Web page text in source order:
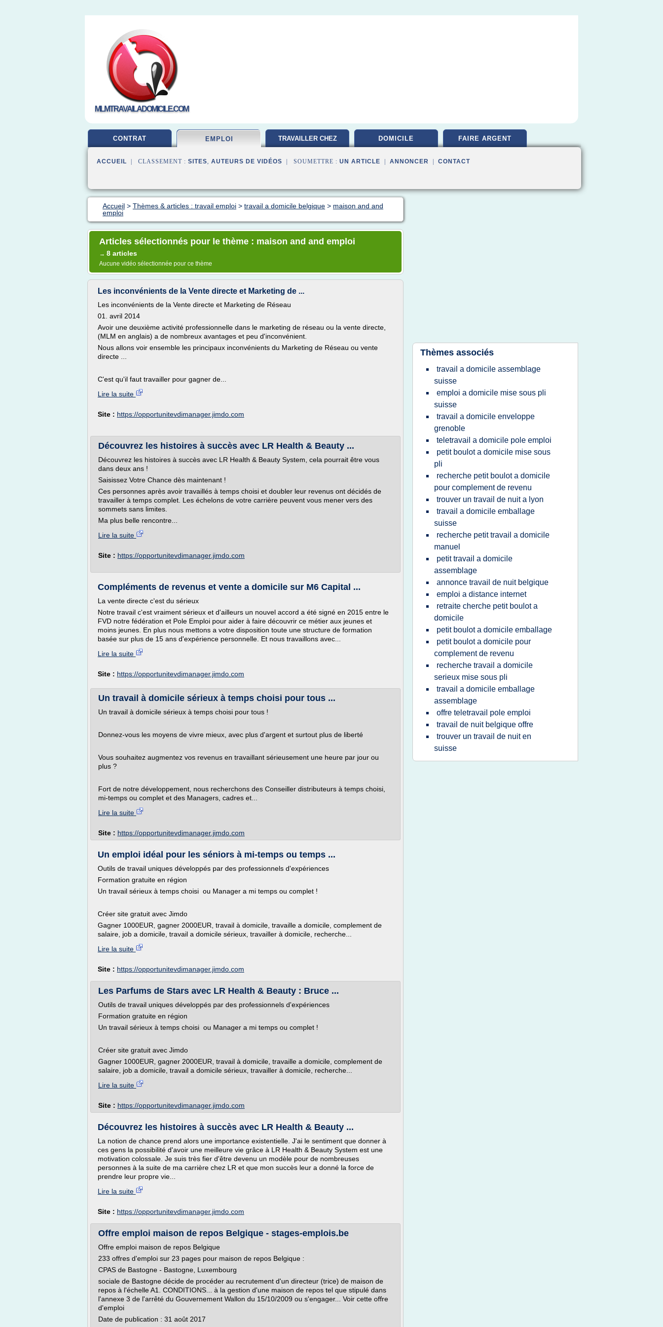
MLMTRAVAILADOMICILE.COM
CONTRAT EMPLOI TRAVAILLER CHEZ DOMICILE FAIRE ARGENT
ACCUEIL | CLASSEMENT : SITES, AUTEURS DE VIDÉOS | SOUMETTRE : UN ARTICLE ANNONCER CONTACT
Accueil > Thèmes & articles : travail emploi > travail a domicile belgique > maison and and
emploi
Articles sélectionnés pour le thème : maison and and emploi
→ 8 articles
Aucune vidéo sélectionnée pour ce thème
Les inconvénients de la Vente directe et Marketing de ...
Les inconvénients de la Vente directe et Marketing de Réseau
01. avril 2014
Avoir une deuxième activité professionnelle dans le marketing de réseau ou la vente directe,
(MLM en anglais) a de nombreux avantages et peu d'inconvénient.
Nous allons voir ensemble les principaux inconvénients du Marketing de Réseau ou vente
directe ...
C'est qu'il faut travailler pour gagner de...
Lire la suite
Site : https://opportunitevdimanager.jimdo.com
Découvrez les histoires à succès avec LR Health & Beauty ...
Découvrez les histoires à succès avec LR Health & Beauty System, cela pourrait être vous
dans deux ans !
Saisissez Votre Chance dès maintenant !
Ces personnes après avoir travaillés à temps choisi et doubler leur revenus ont décidés de
travailler à temps complet. Les échelons de votre carrière peuvent vous mener vers des
sommets sans limites.
Ma plus belle rencontre...
Lire la suite
Site : https://opportunitevdimanager.jimdo.com
Compléments de revenus et vente a domicile sur M6 Capital ...
La vente directe c'est du sérieux
Notre travail c'est vraiment sérieux et d'ailleurs un nouvel accord a été signé en 2015 entre le
FVD notre fédération et Pole Emploi pour aider à faire découvrir ce métier aux jeunes et
moins jeunes. En plus nous mettons a votre disposition toute une structure de formation
basée sur plus de 15 ans d'expérience personnelle. Et nous travaillons avec...
Lire la suite
Site : https://opportunitevdimanager.jimdo.com
Un travail à domicile sérieux à temps choisi pour tous ...
Un travail à domicile sérieux à temps choisi pour tous !
Donnez-vous les moyens de vivre mieux, avec plus d'argent et surtout plus de liberté
Vous souhaitez augmentez vos revenus en travaillant sérieusement une heure par jour ou
plus ?
Fort de notre développement, nous recherchons des Conseiller distributeurs à temps choisi,
mi-temps ou complet et des Managers, cadres et...
Lire la suite
Site : https://opportunitevdimanager.jimdo.com
Un emploi idéal pour les séniors à mi-temps ou temps ...
Outils de travail uniques développés par des professionnels d'expériences
Formation gratuite en région
Un travail sérieux à temps choisi ou Manager a mi temps ou complet !
Créer site gratuit avec Jimdo
Gagner 1000EUR, gagner 2000EUR, travail à domicile, travaille a domicile, complement de
salaire, job a domicile, travail a domicile sérieux, travailler à domicile, recherche...
Lire la suite
Site : https://opportunitevdimanager.jimdo.com
Les Parfums de Stars avec LR Health & Beauty : Bruce ...
Outils de travail uniques développés par des professionnels d'expériences
Formation gratuite en région
Un travail sérieux à temps choisi ou Manager a mi temps ou complet !
Créer site gratuit avec Jimdo
Gagner 1000EUR, gagner 2000EUR, travail à domicile, travaille a domicile, complement de
salaire, job a domicile, travail a domicile sérieux, travailler à domicile, recherche...
Lire la suite
Site : https://opportunitevdimanager.jimdo.com
Découvrez les histoires à succès avec LR Health & Beauty ...
La notion de chance prend alors une importance existentielle. J'ai le sentiment que donner à
ces gens la possibilité d'avoir une meilleure vie grâce à LR Health & Beauty System est une
motivation colossale. Je suis très fier d'être devenu un modèle pour de nombreuses
personnes à la suite de ma carrière chez LR et que mon succès leur a donné la force de
prendre leur propre vie...
Lire la suite
Site : https://opportunitevdimanager.jimdo.com
Offre emploi maison de repos Belgique - stages-emplois.be
Offre emploi maison de repos Belgique
233 offres d'emploi sur 23 pages pour maison de repos Belgique :
CPAS de Bastogne - Bastogne, Luxembourg
sociale de Bastogne décide de procéder au recrutement d'un directeur (trice) de maison de
repos à l'échelle A1. CONDITIONS... à la gestion d'une maison de repos tel que stipulé dans
l'annexe 3 de l'arrêté du Gouvernement Wallon du 15/10/2009 ou s'engager... Voir cette offre
d'emploi
Date de publication : 31 août 2017
Thèmes associés
travail a domicile assemblage
suisse
emploi a domicile mise sous pli
suisse
travail a domicile enveloppe
grenoble
teletravail a domicile pole emploi
petit boulot a domicile mise sous
pli
recherche petit boulot a domicile
pour complement de revenu
trouver un travail de nuit a lyon
travail a domicile emballage
suisse
recherche petit travail a domicile
manuel
petit travail a domicile
assemblage
annonce travail de nuit belgique
emploi a distance internet
retraite cherche petit boulot a
domicile
petit boulot a domicile emballage
petit boulot a domicile pour
complement de revenu
recherche travail a domicile
serieux mise sous pli
travail a domicile emballage
assemblage
offre teletravail pole emploi
travail de nuit belgique offre
trouver un travail de nuit en
suisse